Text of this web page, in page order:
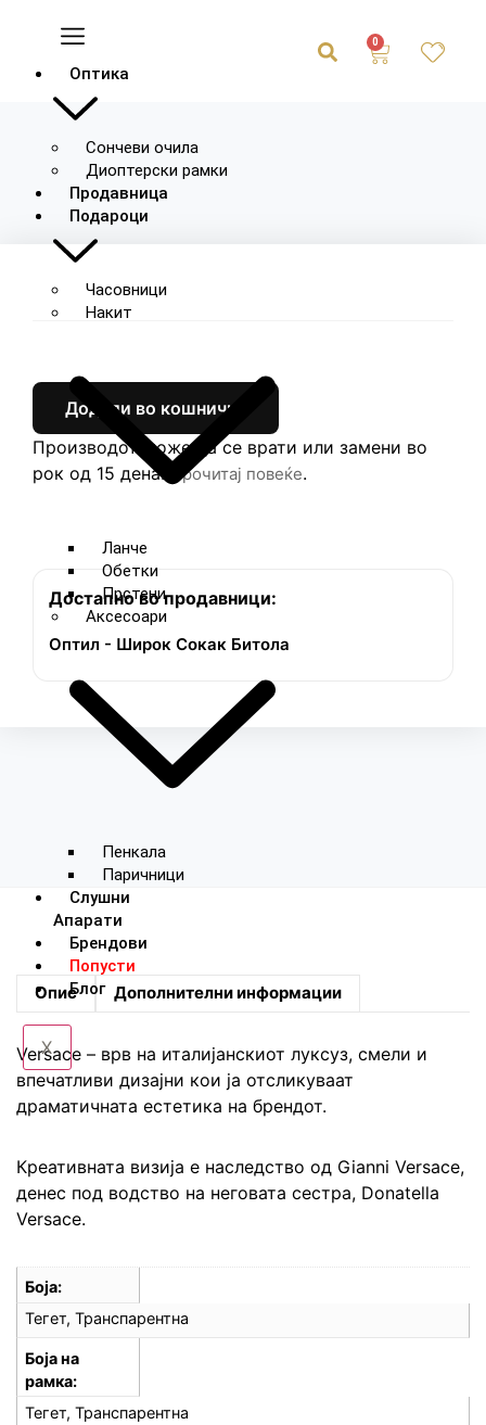
Оптика
Сончеви очила
Диоптерски рамки
Продавница
Подароци
Часовници
Накит
Ланче
Обетки
Прстени
Аксесоари
Пенкала
Паричници
Слушни
Апарати
Брендови
Попусти
Блог
X
0
Додади во кошничка
Производот може да се врати или замени во
рок од 15 дена.
Прочитај повеќе.
Достапно во продавници:
Оптил - Широк Сокак Битола
Опис Дополнителни информации
Versace – врв на италијанскиот луксуз, смели и
впечатливи дизајни кои ja отсликуваат
драматичната естетика на брендот.
Креативната визија е наследство од Gianni Versace,
денес под водство на неговата сестра, Donatella
Versace.
Боја
Тегет, Транспарентна
Боја на
рамка
Тегет, Транспарентна